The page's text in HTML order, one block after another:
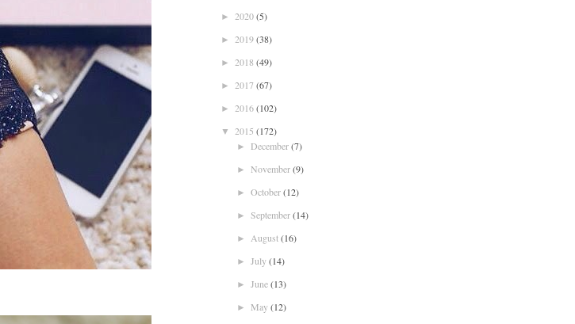
► 2020(5)
► 2019(38)
► 2018 (49)
► 2017 (67)
► 2016(102)
▼ 2015 (172)
► December(7)
► November(9)
► October(12)
► September(14)
► August(16)
► July(14)
► June(13)
► May(12)